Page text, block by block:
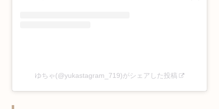
ゆちゃ(@yukastagram_719)がシェアした投稿